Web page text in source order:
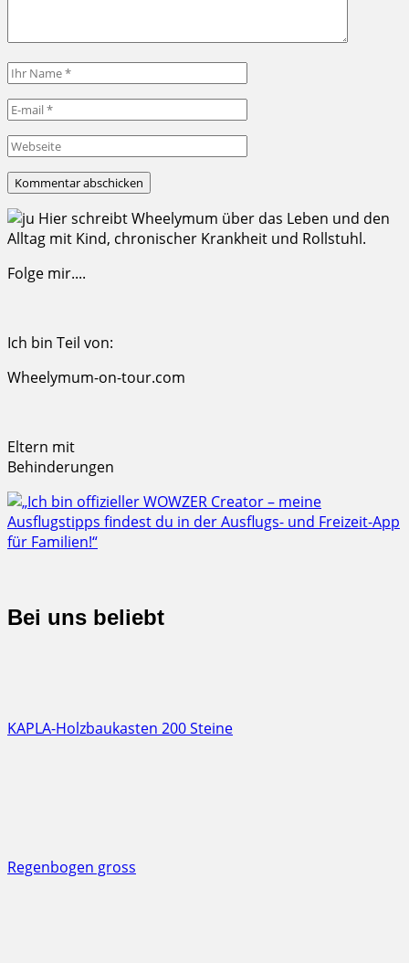
Hier schreibt Wheelymum über das Leben und den
Alltag mit Kind, chronischer Krankheit und Rollstuhl.
Folge mir....
Ich bin Teil von:
Wheelymum-on-tour.com
Eltern mit
Behinderungen
Bei uns beliebt
KAPLA-Holzbaukasten 200 Steine
Regenbogen gross